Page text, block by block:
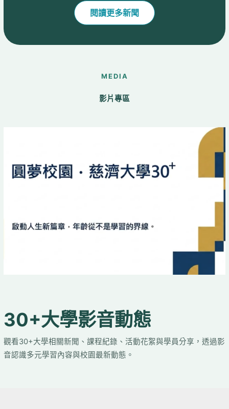
美絹、高殿珠、吳曉麗，不但修滿
20個學分，還連排二天的「早八＋
歡笑聲
閱讀更多新聞
MEDIA
影片專區
30+大學影音動態
觀看30+大學相關新聞、課程紀錄、活動花絮與學員分享，透過影
音認識多元學習內容與校園最新動態。